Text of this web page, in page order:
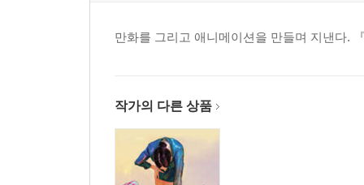
만화를 그리고 애니메이션을 만들며 지낸다.
작가의 다른 상품